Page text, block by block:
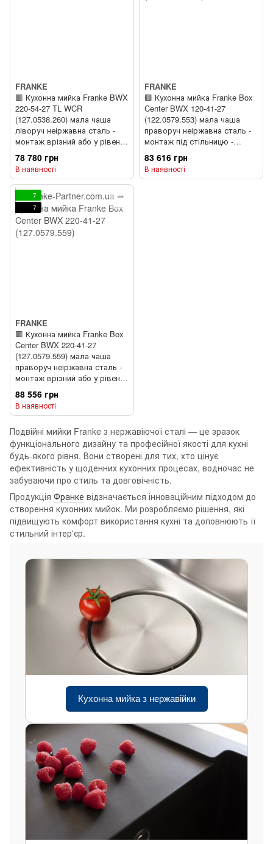
FRANKE
🟥 Кухонна мийка Franke BWX
220-54-27 TL WCR
(127.0538.260) мала чаша
ліворуч неіржавна сталь -
монтаж врізний або у рівень
зі стільницею - полірована
78 780 грн
В наявності
FRANKE
🟥 Кухонна мийка Franke Box
Center BWX 120-41-27
(122.0579.553) мала чаша
праворуч неіржавна сталь -
монтаж під стільницю -
полірована
83 616 грн
В наявності
7
7
FRANKE
🟥 Кухонна мийка Franke Box
Center BWX 220-41-27
(127.0579.559) мала чаша
праворуч неіржавна сталь -
монтаж врізний або у рівень
зі стільницею - полірована
88 556 грн
В наявності
Подвійні мийки Franke з нержавіючої сталі — це зразок
функціонального дизайну та професійної якості для кухні
будь-якого рівня. Вони створені для тих, хто цінує
ефективність у щоденних кухонних процесах, водночас не
забуваючи про стиль та довговічність.
Продукція Франке відзначається інноваційним підходом до
створення кухонних мийок. Ми розробляємо рішення, які
підвищують комфорт використання кухні та доповнюють її
стильний інтер'єр.
Кухонна мийка з нержавійки